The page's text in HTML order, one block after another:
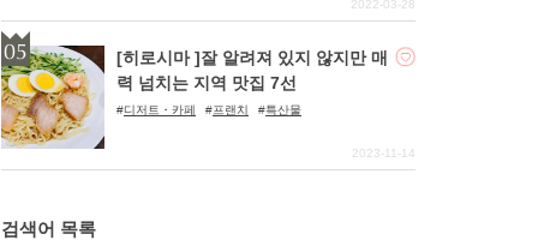
2022-03-28
[히로시마 ]잘 알려져 있지 않지만 매
력 넘치는 지역 맛집 7선
디저트・카페 프랜치 특산물
2023-11-14
검색어 목록